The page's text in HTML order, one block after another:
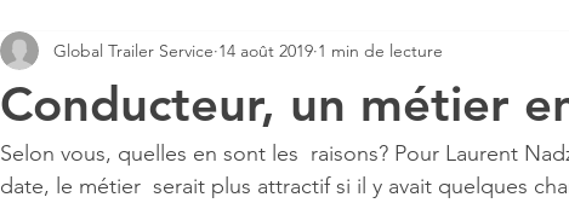
Conducteur, un métier
Global Trailer Service 14 août 2019 1 min de lecture
Selon vous, quelles en sont les  raisons? Pour Laurent
date, le métier  serait plus attractif si il y avait quelques